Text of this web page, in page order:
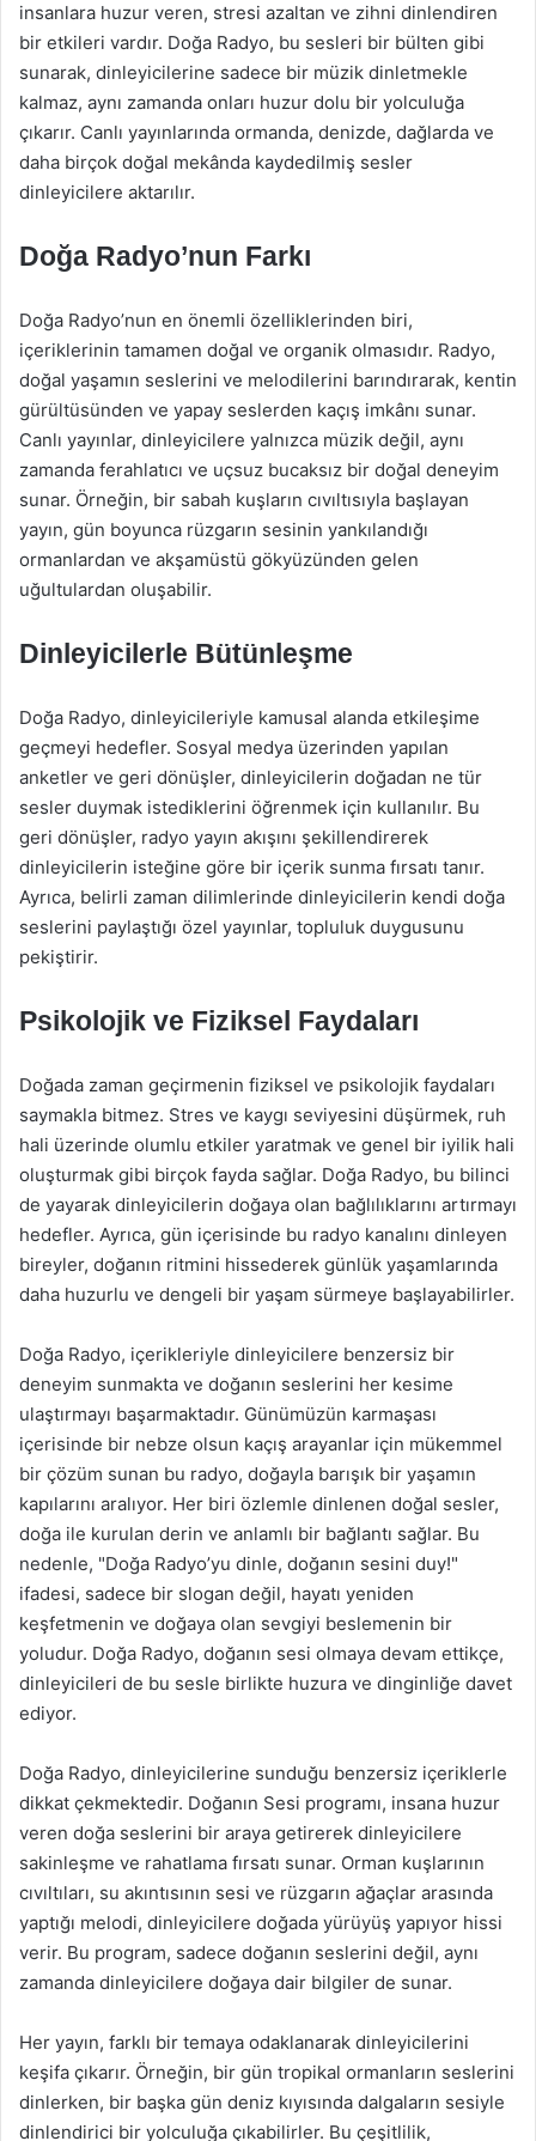
insanlara huzur veren, stresi azaltan ve zihni dinlendiren
bir etkileri vardır. Doğa Radyo, bu sesleri bir bülten gibi
sunarak, dinleyicilerine sadece bir müzik dinletmekle
kalmaz, aynı zamanda onları huzur dolu bir yolculuğa
çıkarır. Canlı yayınlarında ormanda, denizde, dağlarda ve
daha birçok doğal mekânda kaydedilmiş sesler
dinleyicilere aktarılır.
Doğa Radyo’nun Farkı
Doğa Radyo’nun en önemli özelliklerinden biri,
içeriklerinin tamamen doğal ve organik olmasıdır. Radyo,
doğal yaşamın seslerini ve melodilerini barındırarak, kentin
gürültüsünden ve yapay seslerden kaçış imkânı sunar.
Canlı yayınlar, dinleyicilere yalnızca müzik değil, aynı
zamanda ferahlatıcı ve uçsuz bucaksız bir doğal deneyim
sunar. Örneğin, bir sabah kuşların cıvıltısıyla başlayan
yayın, gün boyunca rüzgarın sesinin yankılandığı
ormanlardan ve akşamüstü gökyüzünden gelen
uğultulardan oluşabilir.
Dinleyicilerle Bütünleşme
Doğa Radyo, dinleyicileriyle kamusal alanda etkileşime
geçmeyi hedefler. Sosyal medya üzerinden yapılan
anketler ve geri dönüşler, dinleyicilerin doğadan ne tür
sesler duymak istediklerini öğrenmek için kullanılır. Bu
geri dönüşler, radyo yayın akışını şekillendirerek
dinleyicilerin isteğine göre bir içerik sunma fırsatı tanır.
Ayrıca, belirli zaman dilimlerinde dinleyicilerin kendi doğa
seslerini paylaştığı özel yayınlar, topluluk duygusunu
pekiştirir.
Psikolojik ve Fiziksel Faydaları
Doğada zaman geçirmenin fiziksel ve psikolojik faydaları
saymakla bitmez. Stres ve kaygı seviyesini düşürmek, ruh
hali üzerinde olumlu etkiler yaratmak ve genel bir iyilik hali
oluşturmak gibi birçok fayda sağlar. Doğa Radyo, bu bilinci
de yayarak dinleyicilerin doğaya olan bağlılıklarını artırmayı
hedefler. Ayrıca, gün içerisinde bu radyo kanalını dinleyen
bireyler, doğanın ritmini hissederek günlük yaşamlarında
daha huzurlu ve dengeli bir yaşam sürmeye başlayabilirler.
Doğa Radyo, içerikleriyle dinleyicilere benzersiz bir
deneyim sunmakta ve doğanın seslerini her kesime
ulaştırmayı başarmaktadır. Günümüzün karmaşası
içerisinde bir nebze olsun kaçış arayanlar için mükemmel
bir çözüm sunan bu radyo, doğayla barışık bir yaşamın
kapılarını aralıyor. Her biri özlemle dinlenen doğal sesler,
doğa ile kurulan derin ve anlamlı bir bağlantı sağlar. Bu
nedenle, "Doğa Radyo’yu dinle, doğanın sesini duy!"
ifadesi, sadece bir slogan değil, hayatı yeniden
keşfetmenin ve doğaya olan sevgiyi beslemenin bir
yoludur. Doğa Radyo, doğanın sesi olmaya devam ettikçe,
dinleyicileri de bu sesle birlikte huzura ve dinginliğe davet
ediyor.
Doğa Radyo, dinleyicilerine sunduğu benzersiz içeriklerle
dikkat çekmektedir. Doğanın Sesi programı, insana huzur
veren doğa seslerini bir araya getirerek dinleyicilere
sakinleşme ve rahatlama fırsatı sunar. Orman kuşlarının
cıvıltıları, su akıntısının sesi ve rüzgarın ağaçlar arasında
yaptığı melodi, dinleyicilere doğada yürüyüş yapıyor hissi
verir. Bu program, sadece doğanın seslerini değil, aynı
zamanda dinleyicilere doğaya dair bilgiler de sunar.
Her yayın, farklı bir temaya odaklanarak dinleyicilerini
keşifa çıkarır. Örneğin, bir gün tropikal ormanların seslerini
dinlerken, bir başka gün deniz kıyısında dalgaların sesiyle
dinlendirici bir yolculuğa çıkabilirler. Bu çeşitlilik,